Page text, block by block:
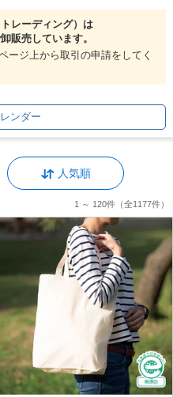
レーディング）は
卸販売しています。
ージ上から取引の申請をしてく
ンダー
人気順
1 ～ 120件 （全1177件）